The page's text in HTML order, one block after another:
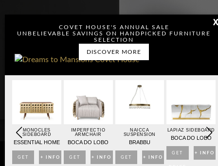
X
COVET HOUSE'S ANNUAL SALE
UNBELIEVABLE SAVINGS ON HANDPICKED FURNITURE
SELECTION
DISCOVER MORE
MONOCLES
SIDEBOARD
ESSENTIAL HOME
GET + INFO
IMPERFECTIO
ARMCHAIR
BOCA DO LOBO
GET + INFO
NAICCA
SUSPENSION
BRABBU
GET + INFO
LAPIAZ SIDEBOARD
BOCA DO LOBO
GET + INFO
DOWNLOAD DREAMS TO MANSIONS